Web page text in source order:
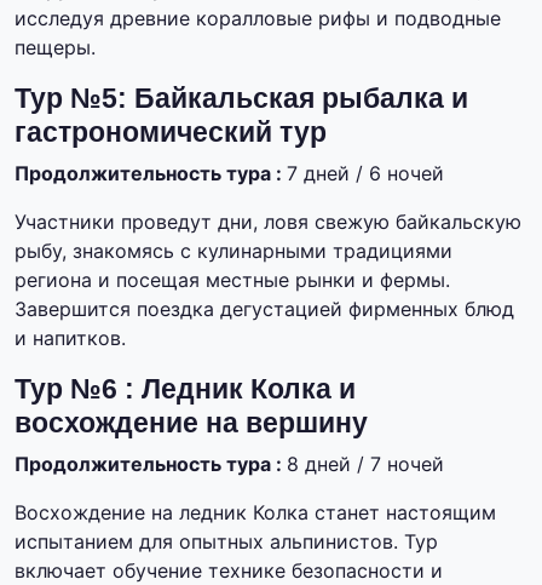
исследуя древние коралловые рифы и подводные
пещеры.
Тур №5: Байкальская рыбалка и
гастрономический тур
Продолжительность тура : 7 дней / 6 ночей
Участники проведут дни, ловя свежую байкальскую
рыбу, знакомясь с кулинарными традициями
региона и посещая местные рынки и фермы.
Завершится поездка дегустацией фирменных блюд
и напитков.
Тур №6 : Ледник Колка и
восхождение на вершину
Продолжительность тура : 8 дней / 7 ночей
Восхождение на ледник Колка станет настоящим
испытанием для опытных альпинистов. Тур
включает обучение технике безопасности и